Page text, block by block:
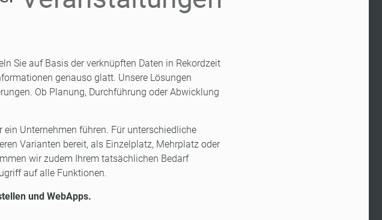
Sie auf Basis der verknüpften Daten in Rekordzeit
genauso glatt. Unsere Lösungen
Ob Planung, Durchführung oder Abwicklung
Unternehmen führen. Für unterschiedliche
Varianten bereit, als Einzelplatz, Mehrplatz oder
wir zudem Ihrem tatsächlichen Bedarf
auf alle Funktionen.
und WebApps.